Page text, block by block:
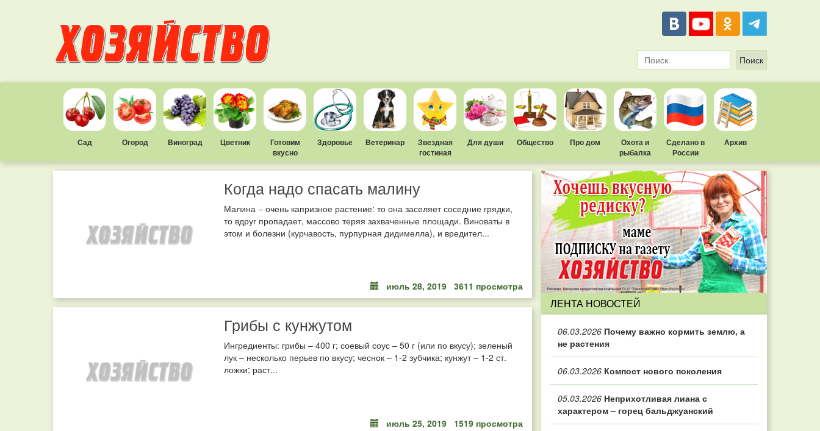
Сад Огород Виноград Цветник
Готовим
вкусно
Здоровье Ветеринар
Звездная
гостиная
Для души Общество Про дом
Охота и
рыбалка
Сделано в
России
Архив
Когда надо спасать малину
Малина − очень капризное растение: то она заселяет соседние грядки,
то вдруг пропадает, массово теряя захваченные площади. Виноваты в
этом и болезни (курчавость, пурпурная дидимелла), и вредител...
июль 28, 2019 3611 просмотра
Грибы с кунжутом
Ингредиенты: грибы – 400 г; соевый соус – 50 г (или по вкусу); зеленый
лук – несколько перьев по вкусу; чеснок – 1-2 зубчика; кунжут – 1-2 ст.
ложки; раст...
июль 25, 2019 1519 просмотра
ЛЕНТА НОВОСТЕЙ
06.03.2026 Почему важно кормить землю, а
не растения
06.03.2026 Компост нового поколения
05.03.2026 Неприхотливая лиана с
характером – горец бальджуанский